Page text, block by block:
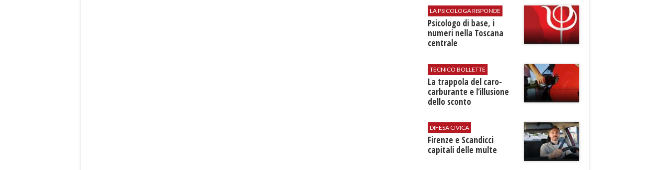
LA PSICOLOGA RISPONDE
Psicologo di base, i
numeri nella Toscana
centrale
TECNICO BOLLETTE
​La trappola del caro-
carburante e l’illusione
dello sconto
DIFESA CIVICA
Firenze e Scandicci
capitali delle multe